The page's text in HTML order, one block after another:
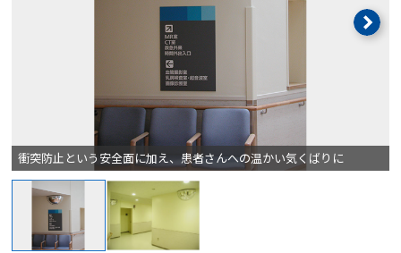
衝突防止という安全面に加え、患者さんへの温かい気くばりに